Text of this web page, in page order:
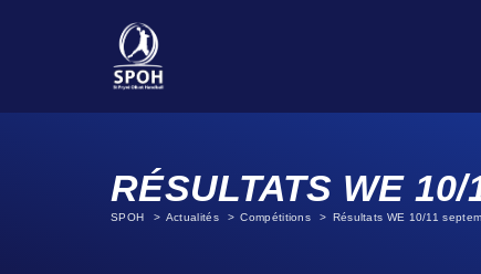
RÉSULTATS WE
SPOH Actualités Compétitions Résultats WE 10/11